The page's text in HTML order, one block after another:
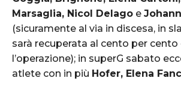
Marsaglia, Nicol Delago e
(sicuramente al via in discesa, in
sarà recuperata al cento per
l’operazione); in superG sabato
atlete con in più Hofer, Elena